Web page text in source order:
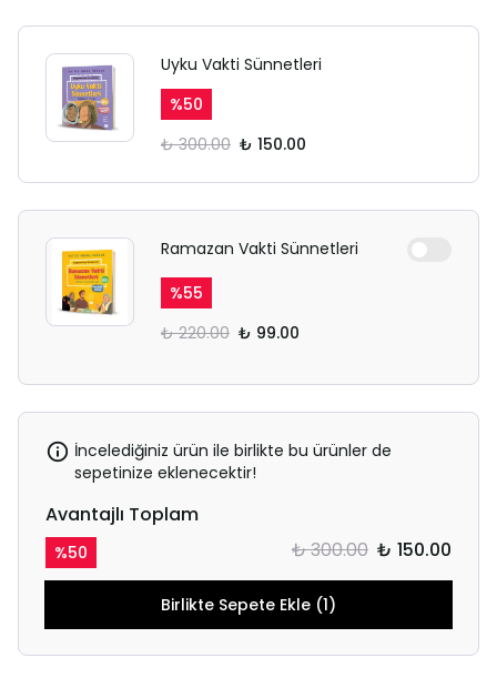
Uyku Vakti Sünnetleri
%50
₺ 300.00 ₺ 150.00
Ramazan Vakti Sünnetleri
%55
₺ 220.00 ₺ 99.00
İncelediğiniz ürün ile birlikte bu ürünler de
sepetinize eklenecektir!
Avantajlı Toplam
%50 ₺ 300.00 ₺ 150.00
Birlikte Sepete Ekle (1)